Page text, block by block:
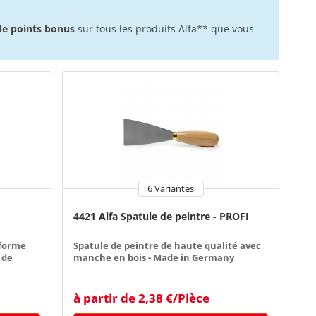
points bonus sur tous les produits Alfa** que vous
6 Variantes
4421 Alfa Spatule de peintre - PROFI
Spatule de peintre de haute qualité avec
manche en bois - Made in Germany
à partir de 2,38 €/Pièce